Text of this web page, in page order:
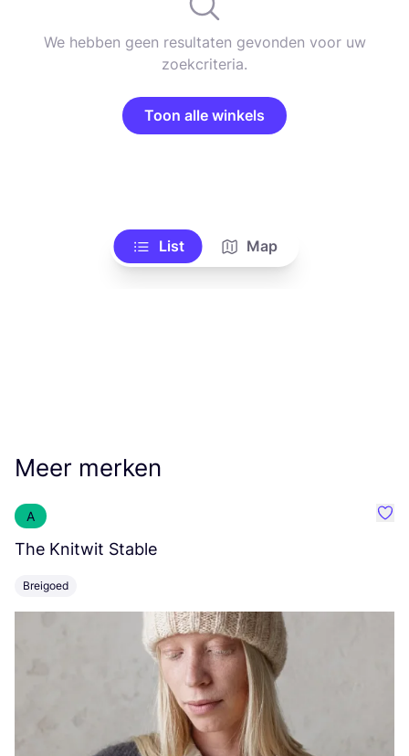
We hebben geen resultaten gevonden voor uw
zoekcriteria.
Toon alle winkels
List Map
Meer merken
A
The Knitwit Stable
Breigoed